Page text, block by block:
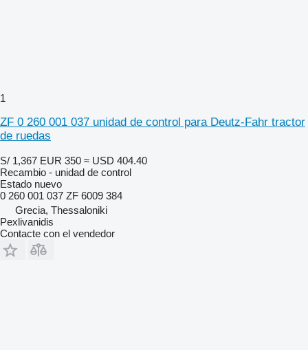
1
ZF 0 260 001 037 unidad de control para Deutz-Fahr tractor
de ruedas
S/ 1,367 EUR 350 ≈ USD 404.40
Recambio - unidad de control
Estado nuevo
0 260 001 037 ZF 6009 384
Grecia, Thessaloniki
Pexlivanidis
Contacte con el vendedor